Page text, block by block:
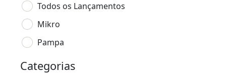
Todos os Lançamentos
Mikro
Pampa
Categorias